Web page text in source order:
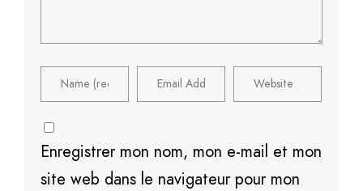
Enregistrer mon nom, mon e-mail et mon
site web dans le navigateur pour mon